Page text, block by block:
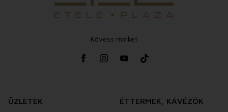
Kövess minket
ÜZLETEK
ÉTTERMEK, KÁVÉZÓK